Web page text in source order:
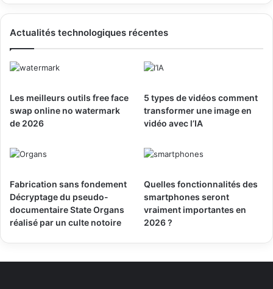
Actualités technologiques récentes
Les meilleurs outils free face
swap online no watermark
de 2026
5 types de vidéos comment
transformer une image en
vidéo avec l’IA
Fabrication sans fondement
Décryptage du pseudo-
documentaire State Organs
réalisé par un culte notoire
Quelles fonctionnalités des
smartphones seront
vraiment importantes en
2026 ?